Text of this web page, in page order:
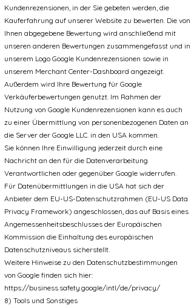
Kundenrezensionen, in der Sie gebeten werden, die
Kauferfahrung auf unserer Website zu bewerten. Die von
Ihnen abgegebene Bewertung wird anschließend mit
unseren anderen Bewertungen zusammengefasst und in
unserem Logo Google Kundenrezensionen sowie in
unserem Merchant Center-Dashboard angezeigt.
Außerdem wird Ihre Bewertung für Google
Verkäuferbewertungen genutzt. Im Rahmen der
Nutzung von Google Kundenrezensionen kann es auch
zu einer Übermittlung von personenbezogenen Daten an
die Server der Google LLC. in den USA kommen.
Sie können Ihre Einwilligung jederzeit durch eine
Nachricht an den für die Datenverarbeitung
Verantwortlichen oder gegenüber Google widerrufen.
Für Datenübermittlungen in die USA hat sich der
Anbieter dem EU-US-Datenschutzrahmen (EU-US Data
Privacy Framework) angeschlossen, das auf Basis eines
Angemessenheitsbeschlusses der Europäischen
Kommission die Einhaltung des europäischen
Datenschutzniveaus sicherstellt.
Weitere Hinweise zu den Datenschutzbestimmungen
von Google finden sich hier:
https://business.safety.google/intl/de/privacy/
8) Tools und Sonstiges